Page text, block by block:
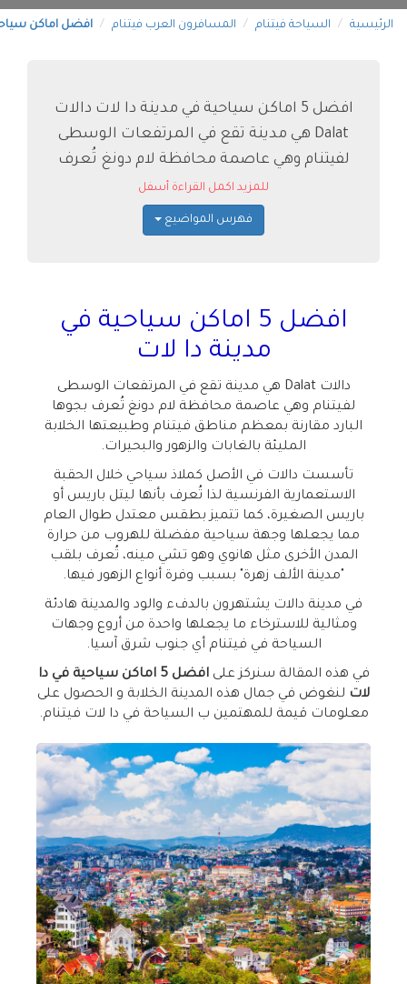
الرئيسية السياحة فيتنام المسافرون العرب فيتنام افضل اماكن
افضل 5 اماكن سياحية في مدينة دا لات دالات
Dalat هي مدينة تقع في المرتفعات الوسطى
لفيتنام وهي عاصمة محافظة لام دونغ تُعرف
للمزيد اكمل القراءة أسفل
فهرس المواضيع
افضل 5 اماكن سياحية في
مدينة دا لات
دالاتDalat هي مدينة تقع في المرتفعات الوسطى
لفيتنام وهي عاصمة محافظة لام دونغ تُعرف بجوها
البارد مقارنة بمعظم مناطق فيتنام وطبيعتها الخلابة
المليئة بالغابات والزهور والبحيرات.
تأسست دالات في الأصل كملاذ سياحي خلال الحقبة
الاستعمارية الفرنسية لذا تُعرف بأنها ليتل باريس أو
باريس الصغيرة، كما تتميز بطقس معتدل طوال العام
مما يجعلها وجهة سياحية مفضلة للهروب من حرارة
المدن الأخرى مثل هانوي وهو تشي مينه، تُعرف بلقب
"مدينة الألف زهرة" بسبب وفرة أنواع الزهور فيها.
في مدينة دالات يشتهرون بالدفء والود والمدينة هادئة
ومثالية للاسترخاء ما يجعلها واحدة من أروع وجهات
السياحة في فيتنام أي جنوب شرق آسيا.
في هذه المقالة سنركز على
افضل 5 اماكن سياحية في دا
لات لنغوض في جمال هذه المدينة الخلابة و الحصول على
معلومات قيمة للمهتمين ب السياحة في دا لات فيتنام.